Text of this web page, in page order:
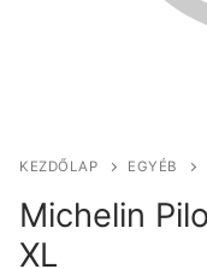
KEZDŐLAP EGYÉB
Michelin
XL